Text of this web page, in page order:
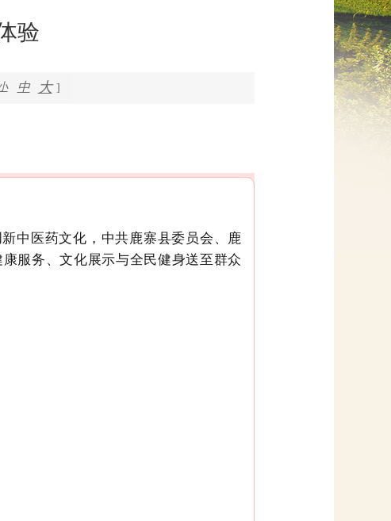
验
中 大 ]
中医药文化，中共鹿寨县委员会、鹿
服务、文化展示与全民健身送至群众